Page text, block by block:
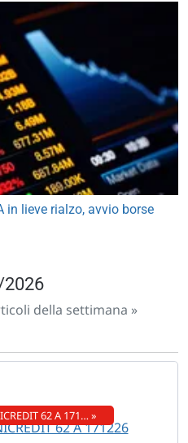
in lieve rialzo, avvio borse
della settimana »
62 A 171… »